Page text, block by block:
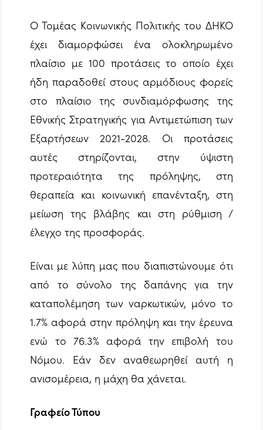
Ο Τομέας Κοινωνικής Πολιτικής του ΔΗΚΟ
έχει διαμορφώσει ένα ολοκληρωμένο
πλαίσιο με 100 προτάσεις το οποίο έχει
ήδη παραδοθεί στους αρμόδιους φορείς
στο πλαίσιο της συνδιαμόρφωσης της
Εθνικής Στρατηγικής για Αντιμετώπιση των
Εξαρτήσεων 2021-2028. Οι προτάσεις
αυτές στηρίζονται, στην ύψιστη
προτεραιότητα της πρόληψης, στη
θεραπεία και κοινωνική επανένταξη, στη
μείωση της βλάβης και στη ρύθμιση /
έλεγχο της προσφοράς.
Είναι με λύπη μας που διαπιστώνουμε ότι
από το σύνολο της δαπάνης για την
καταπολέμηση των ναρκωτικών, μόνο το
1.7% αφορά στην πρόληψη και την έρευνα
ενώ το 76.3% αφορά την επιβολή του
Νόμου. Εάν δεν αναθεωρηθεί αυτή η
ανισομέρεια, η μάχη θα χάνεται.
Γραφείο Τύπου